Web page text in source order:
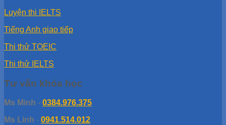
Luyện thi IELTS
Tiếng Anh giao tiếp
Thi thử TOEIC
Thi thử IELTS
Tư vấn khóa học
Ms Minh - 0384.976.375
Ms Linh - 0941.514.012